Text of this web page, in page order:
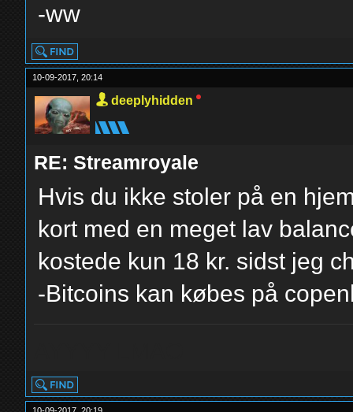
-ww
10-09-2017, 20:14
deeplyhidden
RE: Streamroyale
Hvis du ikke stoler på en
kort med en meget lav
kostede kun 18 kr. sidst jeg
-Bitcoins kan købes på